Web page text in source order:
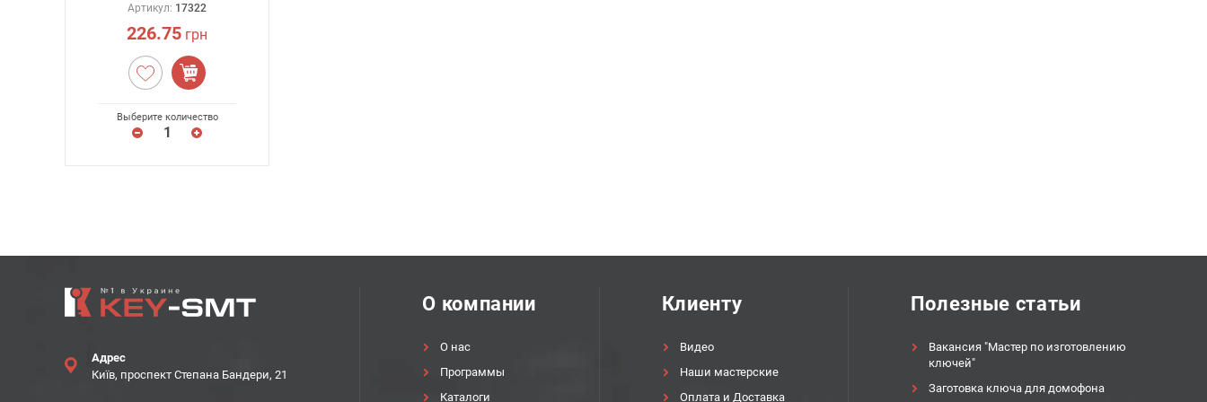
Артикул: 17322
226.75 грн
Выберите количество
Адрес
Київ, проспект Степана Бандери, 21
О компании
О нас
Программы
Каталоги
Клиенту
Видео
Наши мастерские
Оплата и Доставка
Полезные статьи
Вакансия "Мастер по изготовлению
ключей"
Заготовка ключа для домофона